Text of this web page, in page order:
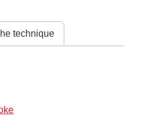
technique